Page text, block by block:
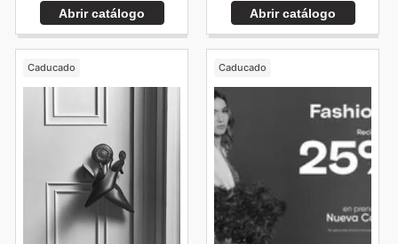
Abrir catálogo Abrir catálogo
Caducado Caducado